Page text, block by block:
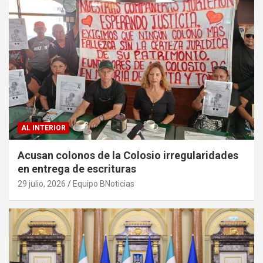
AL INTERIOR
Acusan colonos de la Colosio irregularidades
en entrega de escrituras
29 julio, 2026 Equipo BNoticias